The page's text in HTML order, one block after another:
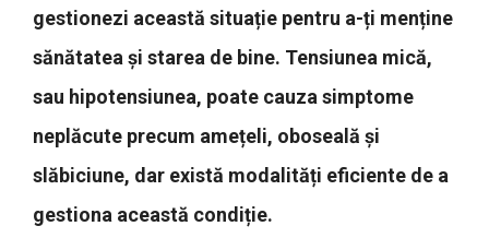
gestionezi această situație pentru a-ți menține
sănătatea și starea de bine. Tensiunea mică,
sau hipotensiunea, poate cauza simptome
neplăcute precum amețeli, oboseală și
slăbiciune, dar există modalități eficiente de a
gestiona această condiție.